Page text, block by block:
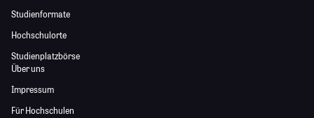
Studienformate
Hochschulorte
Studienplatzbörse
Über uns
Impressum
Für Hochschulen